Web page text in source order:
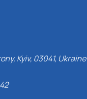
Kyiv, 03041, Ukraine